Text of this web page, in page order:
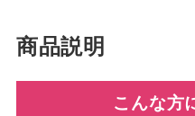
商品説明
こんな方